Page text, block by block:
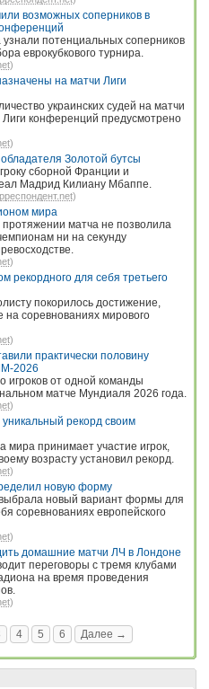
возможных соперников в
узнали потенциальных соперников
еврокубкового турнира.
)
на матчи Лиги
украинских судей на матчи
конференций предусмотрено
)
Золотой бутсы
сборной Франции и
Мадрид Килиану Мбаппе.
)
мира
матча не позволила
ни на секунду
)
рекордного для себя третьего
покорилось достижение,
на соревнованиях мирового
)
практически половину
2026
игроков от одной команды
матче Мундиаля 2026 года.
)
рекорд своим
принимает участие игрок,
возрасту установил рекорд.
)
новую форму
новый вариант формы для
соревнованиях европейского
)
домашние матчи ЛЧ в Лондоне
переговоры с тремя клубами
на время проведения
)
4 5 6 Далее →